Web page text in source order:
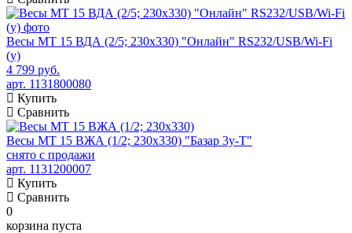
Весы МТ 15 ВДА (2/5; 230х330) "Онлайн" RS232/USB/Wi-Fi
(у)
4 799 руб.
арт. 1131800080
Купить
Сравнить
Весы МТ 15 ВЖА (1/2; 230х330) "Базар 3у-Т"
снято с продажи
арт. 1131200007
Купить
Сравнить
0
корзина пуста